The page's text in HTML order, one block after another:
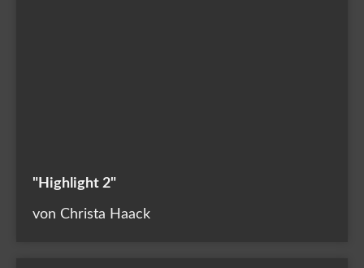
"Highlight 2"
von Christa Haack